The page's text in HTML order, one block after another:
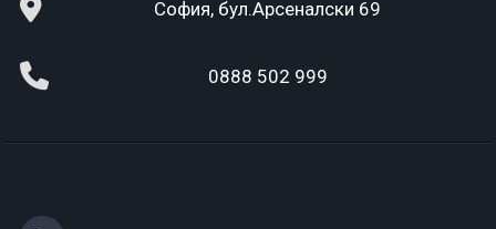
София, бул.Арсеналски 69
0888 502 999